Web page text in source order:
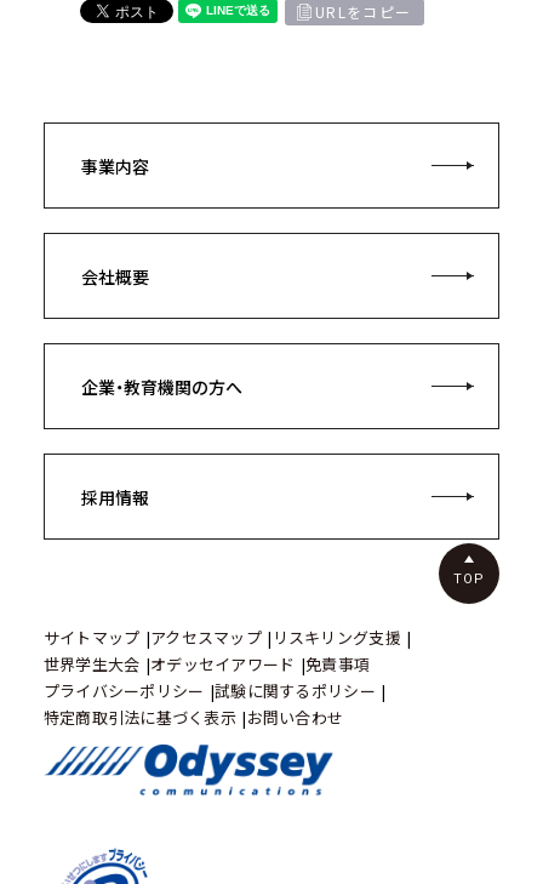
URLをコピー
事業内容
会社概要
企業・教育機関の方へ
採用情報
サイトマップ アクセスマップ
リスキリング支援
世界学生大会 オデッセイアワード 免責事項
プライバシーポリシー 試験に関するポリシー
特定商取引法に基づく表示 お問い合わせ
TOP